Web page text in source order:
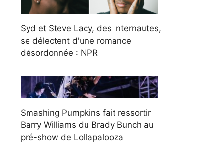
Syd et Steve Lacy, des internautes,
se délectent d'une romance
désordonnée : NPR
Smashing Pumpkins fait ressortir
Barry Williams du Brady Bunch au
pré-show de Lollapalooza